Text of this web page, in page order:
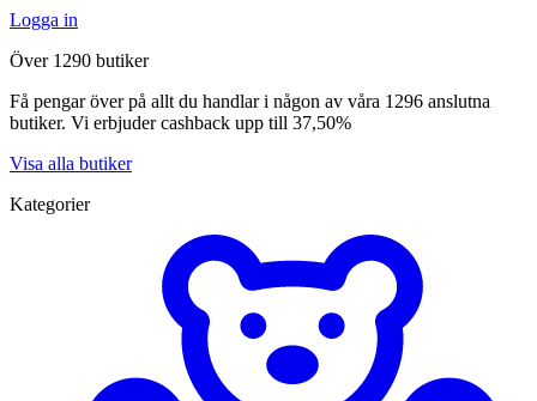
Logga in
Över 1290 butiker
Få pengar över på allt du handlar i någon av våra 1296 anslutna
butiker. Vi erbjuder cashback upp till 37,50%
Visa alla butiker
Kategorier